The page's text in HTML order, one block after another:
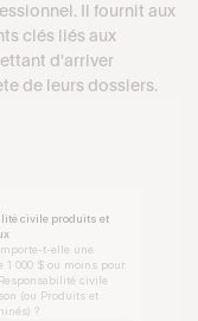
Il fournit aux
clés liés aux
d'arriver
de leurs dossiers.
civile produits et
t-elle une
1 000 $ ou moins pour
civile
(ou Produits et
?